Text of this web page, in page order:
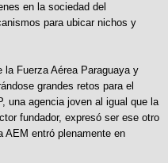
en la sociedad del
para ubicar nichos y
Fuerza Aérea Paraguaya y
grandes retos para el
una agencia joven al igual que la
fundador, expresó ser ese otro
AEM entró plenamente en